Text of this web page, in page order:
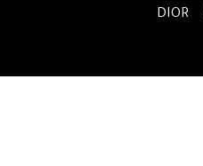
DIOR